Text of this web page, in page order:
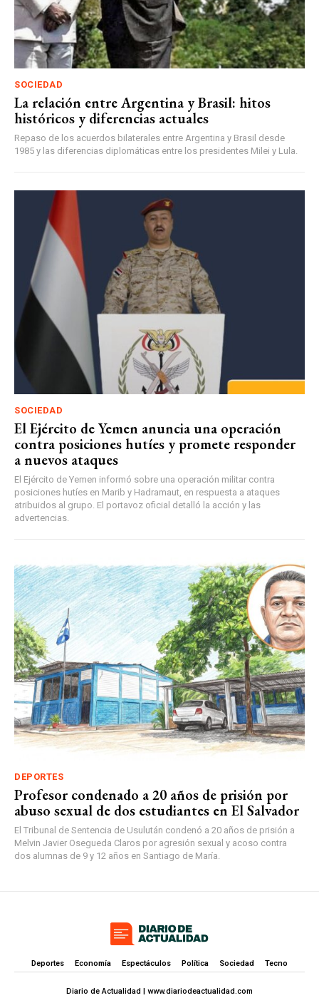
SOCIEDAD
La relación entre Argentina y Brasil: hitos
históricos y diferencias actuales
Repaso de los acuerdos bilaterales entre Argentina y Brasil desde
1985 y las diferencias diplomáticas entre los presidentes Milei y Lula.
SOCIEDAD
El Ejército de Yemen anuncia una operación
contra posiciones hutíes y promete responder
a nuevos ataques
El Ejército de Yemen informó sobre una operación militar contra
posiciones hutíes en Marib y Hadramaut, en respuesta a ataques
atribuidos al grupo. El portavoz oficial detalló la acción y las
advertencias.
DEPORTES
Profesor condenado a 20 años de prisión por
abuso sexual de dos estudiantes en El Salvador
El Tribunal de Sentencia de Usulután condenó a 20 años de prisión a
Melvin Javier Osegueda Claros por agresión sexual y acoso contra
dos alumnas de 9 y 12 años en Santiago de María.
Deportes Economía Espectáculos Política Sociedad Tecno
Diario de Actualidad | www.diariodeactualidad.com